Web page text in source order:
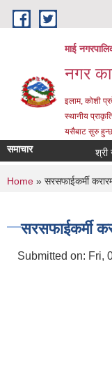
Skip to main content
माई
नगर
इलाम, कोशी
स्थानीय
यसैबाट सुरु हुन्छ
समाचार श्री
You are
Home » सरसफाईकर्मी
सरसफाईकर्मी
Submitted on: Fri,